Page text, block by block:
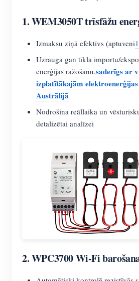
1.WEM3050T trīsfāžu
Izmaksu ziņā efektīvs (aptuveni
Uzrauga gan tīkla importu/
enerģijas ražošanu,saderīgs ar
izplatītākajām
Austrālijā
Nodrošina reāllaika un
detalizētai analīzei
2.WPC3700 Wi-Fi